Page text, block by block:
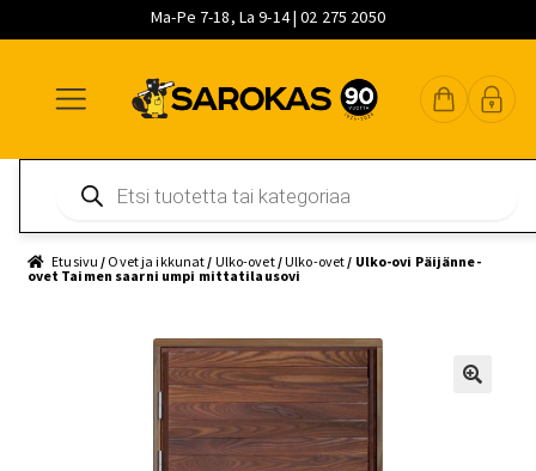
Ma-Pe 7-18, La 9-14 | 02 275 2050
navigointiin
sisältöön
pääsisältöön
search
Etusivu / Ovet ja ikkunat / Ulko-ovet/Ulko-ovet / Ulko-ovi Päijänne-
ovet Taimen saarni umpi mittatilausovi